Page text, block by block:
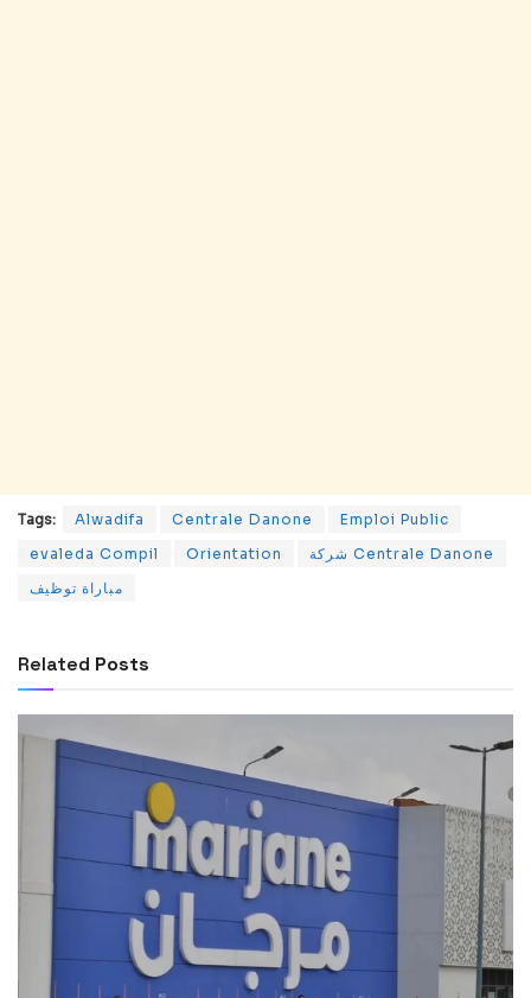
Tags: Alwadifa Centrale Danone
Emploi Public
evaleda Compil
Orientation
شركة Centrale Danone
مباراة توظيف
Related Posts